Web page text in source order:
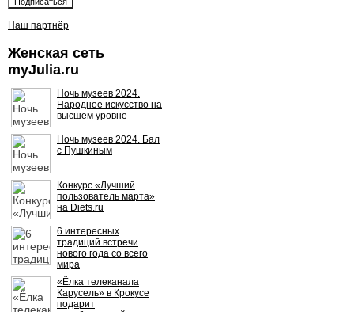
Наш партнёр
Женская сеть
myJulia.ru
Ночь музеев 2024.
Народное искусство на
высшем уровне
Ночь музеев 2024. Бал
с Пушкиным
Конкурс «Лучший
пользователь марта»
на Diets.ru
6 интересных
традиций встречи
нового года со всего
мира
«Ёлка телеканала
Карусель» в Крокусе
подарит